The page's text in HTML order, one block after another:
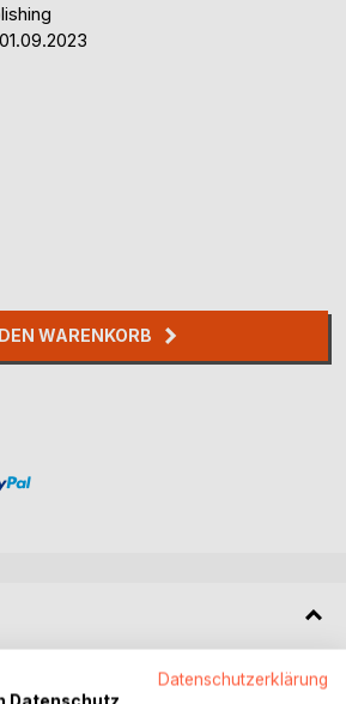
WARENKORB
Datenschutzerklärung